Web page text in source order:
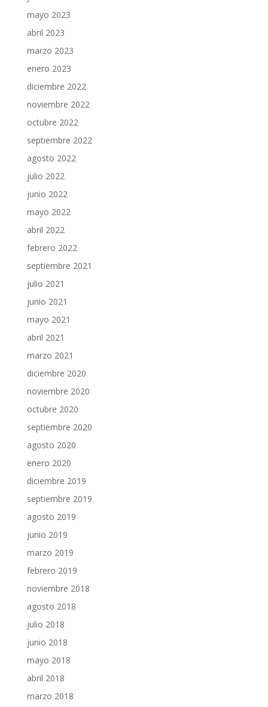
mayo 2023
abril 2023
marzo 2023
enero 2023
diciembre 2022
noviembre 2022
octubre 2022
septiembre 2022
agosto 2022
julio 2022
junio 2022
mayo 2022
abril 2022
febrero 2022
septiembre 2021
julio 2021
junio 2021
mayo 2021
abril 2021
marzo 2021
diciembre 2020
noviembre 2020
octubre 2020
septiembre 2020
agosto 2020
enero 2020
diciembre 2019
septiembre 2019
agosto 2019
junio 2019
marzo 2019
febrero 2019
noviembre 2018
agosto 2018
julio 2018
junio 2018
mayo 2018
abril 2018
marzo 2018